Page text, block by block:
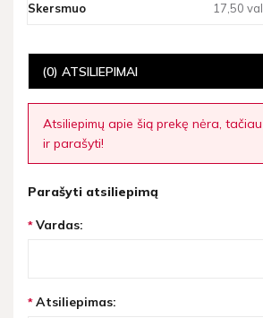
Skersmuo 17,50 val
(0) ATSILIEPIMAI
Atsiliepimų apie šią prekę nėra,
ir parašyti!
Parašyti atsiliepimą
Vardas:
Atsiliepimas: